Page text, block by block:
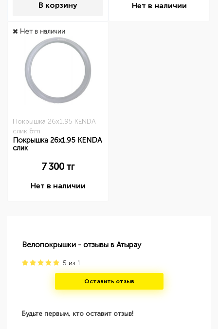
В корзину Нет в наличии
Нет в наличии
Покрышка 26x1.95 KENDA
слик &m
Покрышка 26x1.95 KENDA
слик
7 300 тг
Нет в наличии
Велопокрышки - отзывы в Атырау
5 из 1
Оставить отзыв
Будьте первым, кто оставит отзыв!